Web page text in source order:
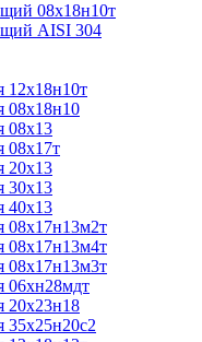
08х18н10т
AISI 304
12х18н10т
08х18н10
08х13
08х17т
20х13
30х13
40х13
08х17н13м2т
08х17н13м4т
08х17н13м3т
06хн28мдт
20х23н18
35х25н20с2